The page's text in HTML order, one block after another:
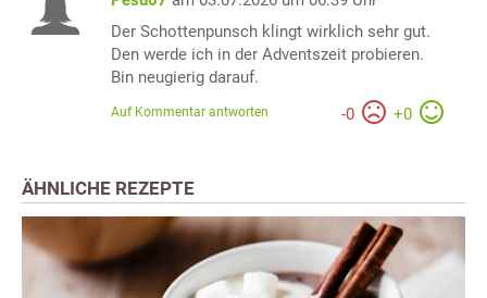
Der Schottenpunsch klingt wirklich sehr gut.
Den werde ich in der Adventszeit probieren.
Bin neugierig darauf.
-0 +0
Auf Kommentar antworten
ÄHNLICHE REZEPTE